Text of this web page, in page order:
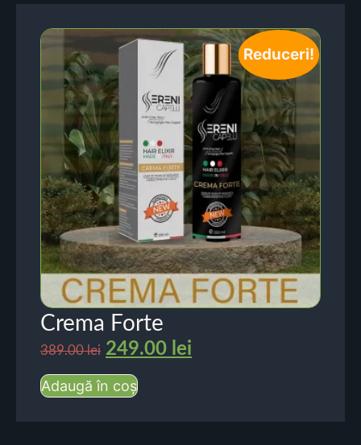
Reduceri!
Crema Forte
389.00lei 249.00 lei
Adaugă în coș